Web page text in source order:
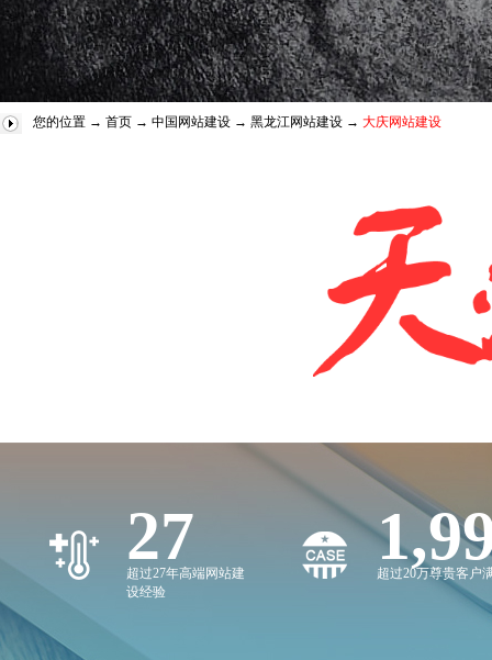
您的位置 → 首页 → 中国网站建设 → 黑龙江网站建设 → 大庆网站建设
27
超过27年高端网站建
设经验
超过20万尊贵客户